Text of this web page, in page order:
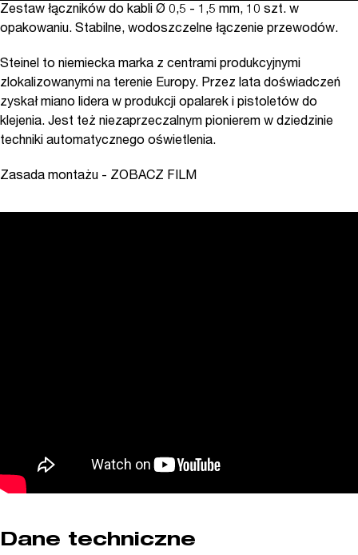
Zestaw łączników do kabli Ø 0,5 - 1,5 mm, 10 szt. w
opakowaniu. Stabilne, wodoszczelne łączenie przewodów.
Steinel to niemiecka marka z centrami produkcyjnymi
zlokalizowanymi na terenie Europy. Przez lata doświadczeń
zyskał miano lidera w produkcji opalarek i pistoletów do
klejenia. Jest też niezaprzeczalnym pionierem w dziedzinie
techniki automatycznego oświetlenia.
Zasada montażu - ZOBACZ FILM
Dane techniczne